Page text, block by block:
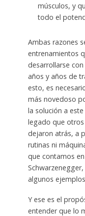
músculos, y
todo el
Ambas razones
entrenamientos
desarrollarse
años y años de
esto, es
más novedoso
la solución a
legado que
dejaron atrás, a
rutinas ni
que contamos
algunos
Y ese es el
entender que lo